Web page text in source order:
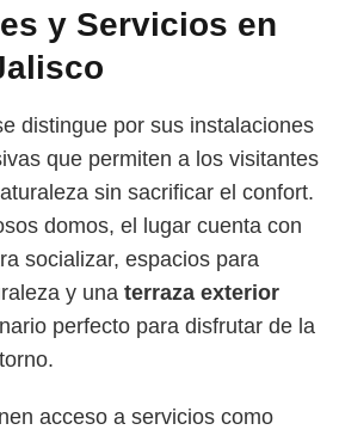
y Servicios en
distingue por sus instalaciones
que permiten a los visitantes
sin sacrificar el confort.
domos, el lugar cuenta con
socializar, espacios para
y una terraza exterior
perfecto para disfrutar de la
acceso a servicios como